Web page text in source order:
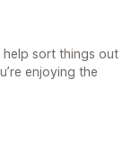
help sort things out
enjoying the